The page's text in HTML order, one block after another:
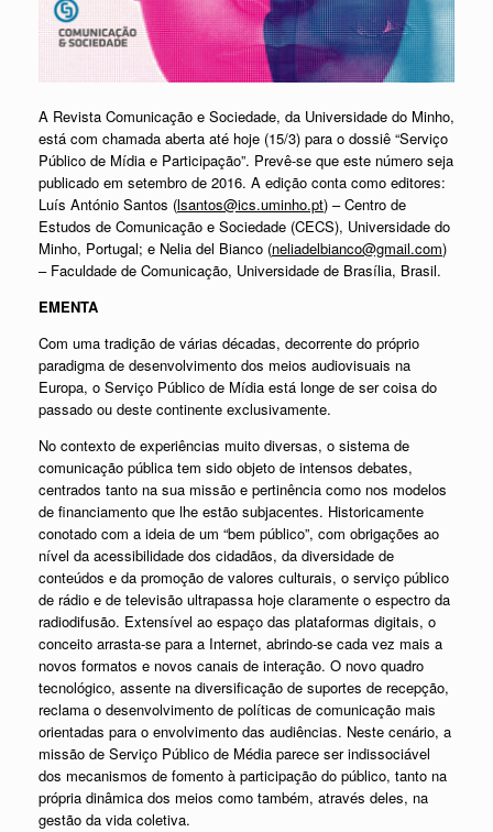
A Revista Comunicação e Sociedade, da Universidade do Minho,
está com chamada aberta até hoje (15/3) para o dossiê “Serviço
Público de Mídia e Participação”. Prevê-se que este número seja
publicado em setembro de 2016. A edição conta como editores:
Luís António Santos (lsantos@ics.uminho.pt) – Centro de
Estudos de Comunicação e Sociedade (CECS), Universidade do
Minho, Portugal; e Nelia del Bianco (neliadelbianco@gmail.com)
– Faculdade de Comunicação, Universidade de Brasília, Brasil.
EMENTA
Com uma tradição de várias décadas, decorrente do próprio
paradigma de desenvolvimento dos meios audiovisuais na
Europa, o Serviço Público de Mídia está longe de ser coisa do
passado ou deste continente exclusivamente.
No contexto de experiências muito diversas, o sistema de
comunicação pública tem sido objeto de intensos debates,
centrados tanto na sua missão e pertinência como nos modelos
de financiamento que lhe estão subjacentes. Historicamente
conotado com a ideia de um “bem público”, com obrigações ao
nível da acessibilidade dos cidadãos, da diversidade de
conteúdos e da promoção de valores culturais, o serviço público
de rádio e de televisão ultrapassa hoje claramente o espectro da
radiodifusão. Extensível ao espaço das plataformas digitais, o
conceito arrasta-se para a Internet, abrindo-se cada vez mais a
novos formatos e novos canais de interação. O novo quadro
tecnológico, assente na diversificação de suportes de recepção,
reclama o desenvolvimento de políticas de comunicação mais
orientadas para o envolvimento das audiências. Neste cenário, a
missão de Serviço Público de Média parece ser indissociável
dos mecanismos de fomento à participação do público, tanto na
própria dinâmica dos meios como também, através deles, na
gestão da vida coletiva.